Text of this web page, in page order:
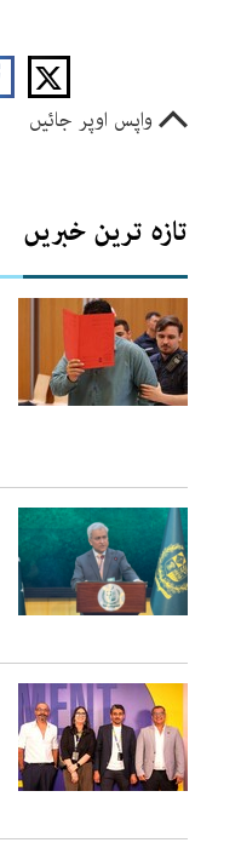
واپس اوپر جائیں
تازہ ترین خبریں